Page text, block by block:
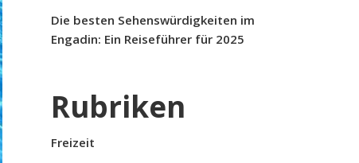
Die besten Sehenswürdigkeiten im
Engadin: Ein Reiseführer für 2025
Rubriken
Freizeit